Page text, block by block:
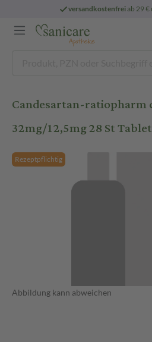
versandkostenfreiab 29 €
Candesartan-ratiopharm
32mg/12,5mg 28 St
Rezeptpflichtig
Abbildung kann abweichen